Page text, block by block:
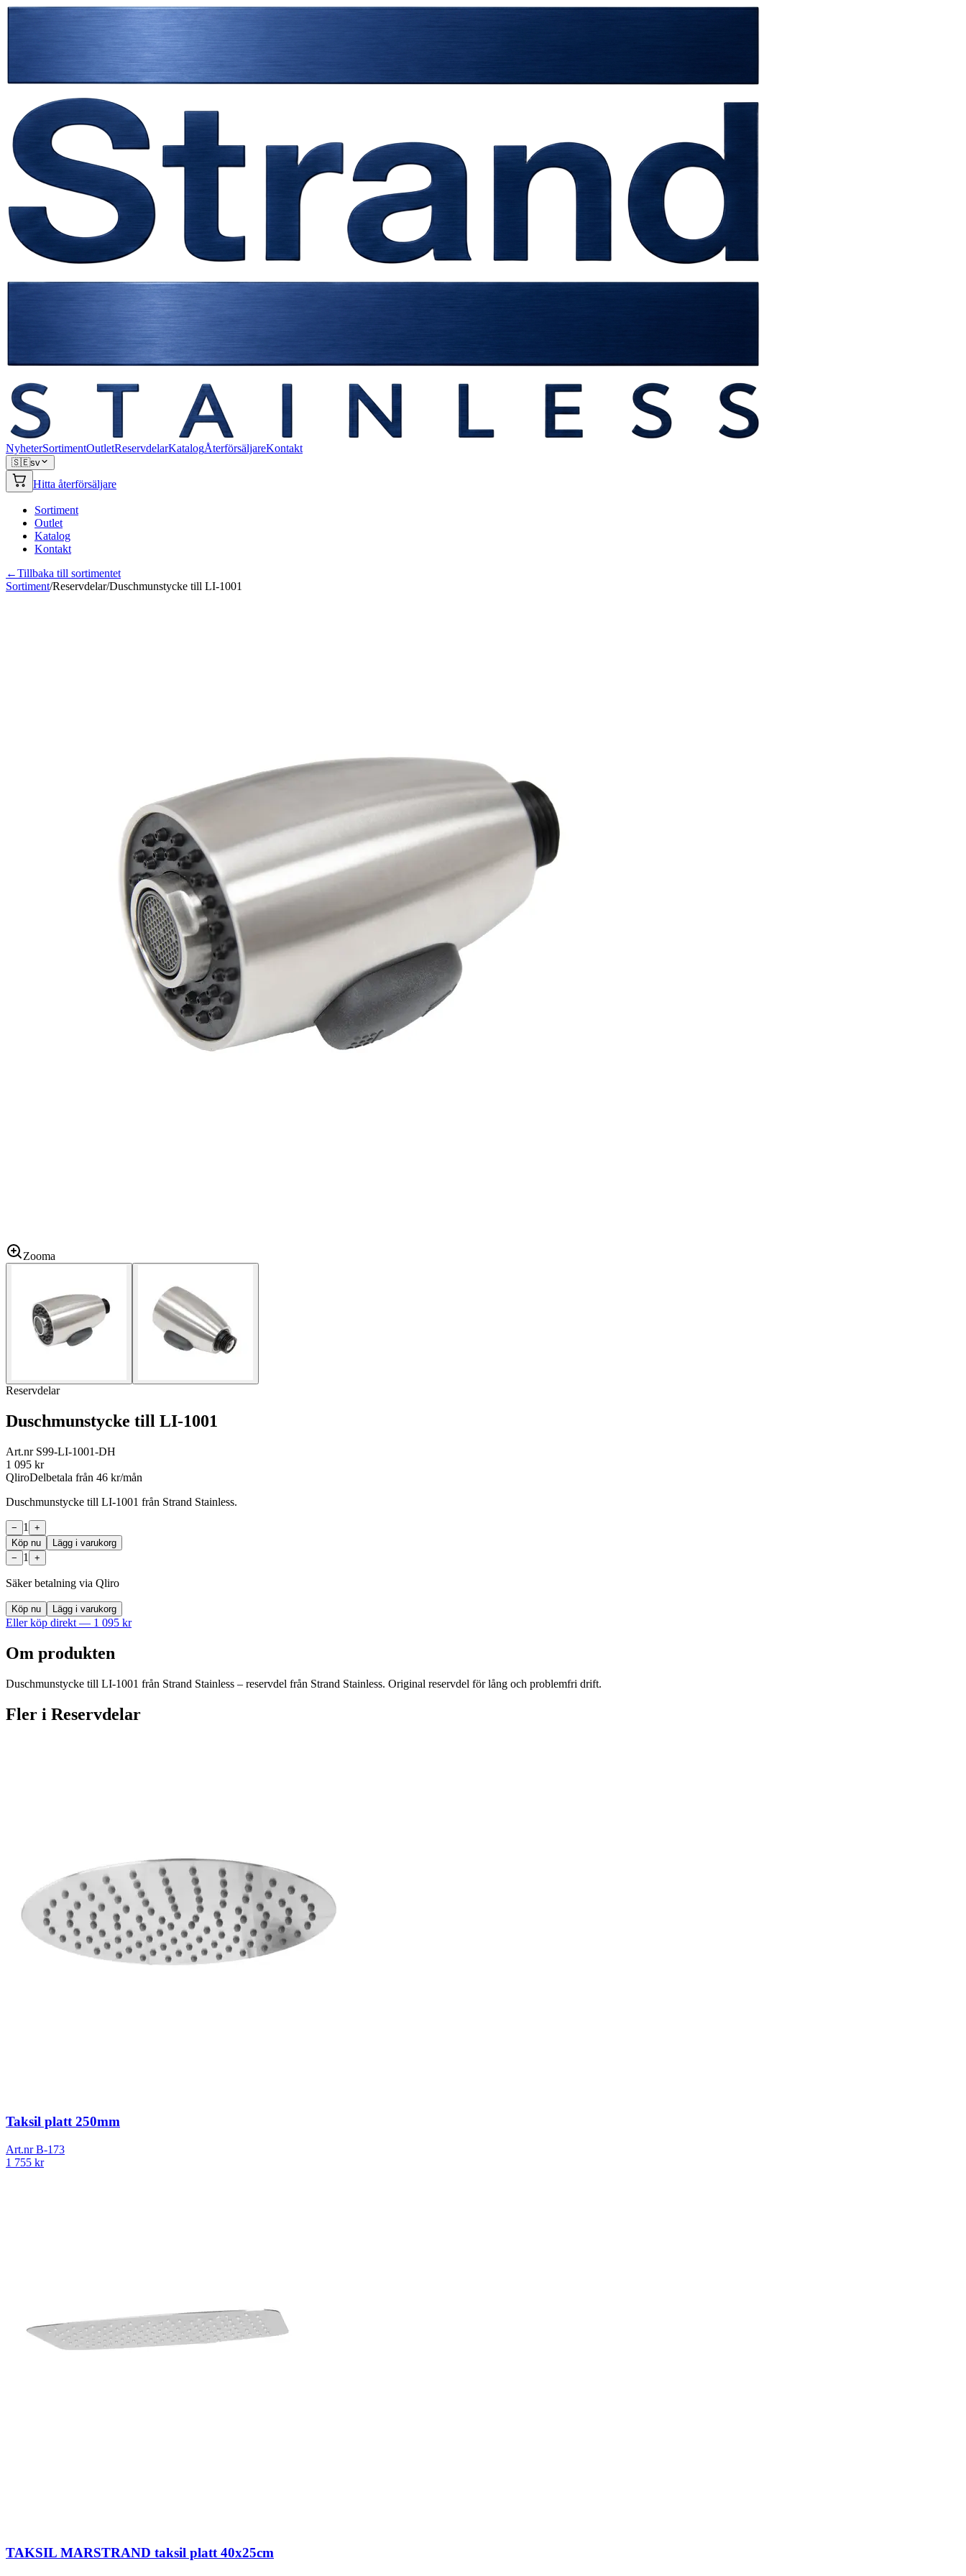
NyheterSortimentOutletReservdelarKatalogÅterförsäljareKontakt
🇸🇪sv
Hitta återförsäljare
Sortiment
Outlet
Katalog
Kontakt
←Tillbaka till sortimentet
Sortiment/Reservdelar/Duschmunstycke till LI-1001
Zooma
Reservdelar
Duschmunstycke till LI-1001
Art.nr S99-LI-1001-DH
1 095 kr
QliroDelbetala från 46 kr/mån
Duschmunstycke till LI-1001 från Strand Stainless.
− 1
+
Köp nu
Lägg i varukorg
−
1 +
Säker betalning via Qliro
Köp nu Lägg i varukorg
Eller köp direkt — 1 095 kr
Om produkten
Duschmunstycke till LI-1001 från Strand Stainless – reservdel från Strand Stainless. Original reservdel för lång och problemfri drift.
Fler i Reservdelar
Taksil platt 250mm
Art.nrB-173
1 755 kr
TAKSIL MARSTRAND taksil platt 40x25cm